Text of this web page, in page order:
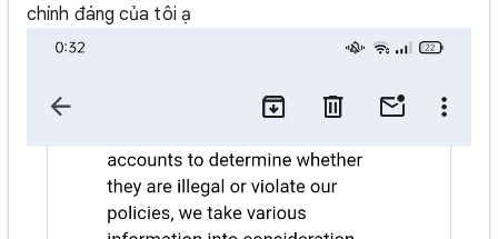
chính đáng của tôi ạ